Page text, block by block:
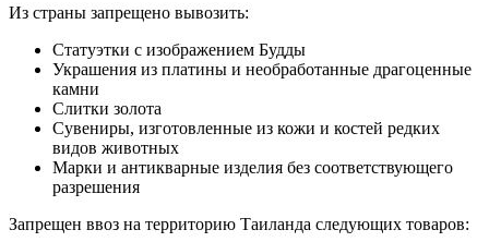
Из страны запрещено вывозить:
Статуэтки с изображением Будды
Украшения из платины и необработанные драгоценные
камни
Слитки золота
Сувениры, изготовленные из кожи и костей редких
видов животных
Марки и антикварные изделия без соответствующего
разрешения
Запрещен ввоз на территорию Таиланда следующих товаров: